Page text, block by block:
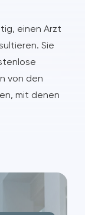
einen Arzt
Sie
von den
mit denen